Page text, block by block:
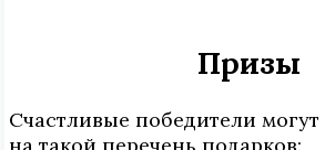
Призы
Счастливые победители могут
на такой перечень подарков: